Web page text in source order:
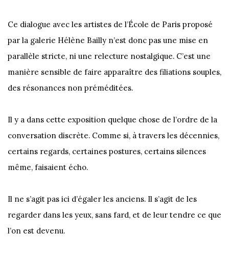
Ce dialogue avec les artistes de l’École de Paris proposé
par la galerie Hélène Bailly n’est donc pas une mise en
parallèle stricte, ni une relecture nostalgique. C’est une
manière sensible de faire apparaître des filiations souples,
des résonances non préméditées.
Il y a dans cette exposition quelque chose de l’ordre de la
conversation discrète. Comme si, à travers les décennies,
certains regards, certaines postures, certains silences
même, faisaient écho.
Il ne s’agit pas ici d’égaler les anciens. Il s’agit de les
regarder dans les yeux, sans fard, et de leur tendre ce que
l’on est devenu.